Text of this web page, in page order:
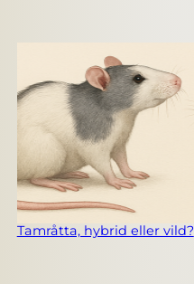
Tamråtta, hybrid eller vild?